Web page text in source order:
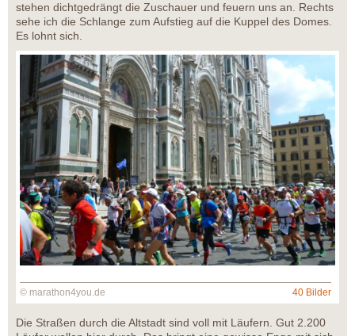
stehen dichtgedrängt die Zuschauer und feuern uns an. Rechts
sehe ich die Schlange zum Aufstieg auf die Kuppel des Domes.
Es lohnt sich.
© marathon4you.de 40 Bilder
Die Straßen durch die Altstadt sind voll mit Läufern. Gut 2.200